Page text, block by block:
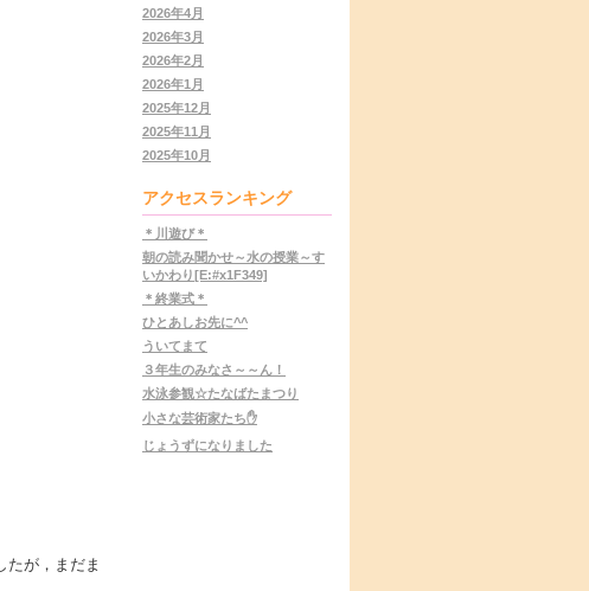
が，まだま
2026年4月
2026年3月
2026年2月
2026年1月
2025年12月
2025年11月
2025年10月
アクセスランキング
＊川遊び＊
朝の読み聞かせ～水の授業～す
いかわり[E:#x1F349]
＊終業式＊
ひとあしお先に^^
ういてまて
３年生のみなさ～～ん！
水泳参観☆たなばたまつり
小さな芸術家たち✋
じょうずになりました